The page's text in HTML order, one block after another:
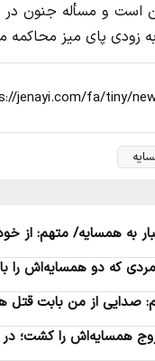
است و مسأله جنون در
زودی پای میز محاکمه
به همسایه/ متهم: از
که دو همسایه‌اش را
صدایی از من بابت قتل
همسایه‌اش را کشت؛ در